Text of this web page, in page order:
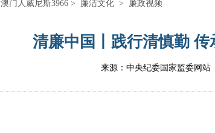
澳门人威尼斯3966 > 廉洁文化 > 廉政视频
清廉中国丨践行清慎勤
来源：中央纪委国家监委网站